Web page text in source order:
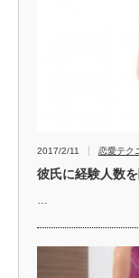
2017/2/11 恋愛テク
彼氏に経験人数